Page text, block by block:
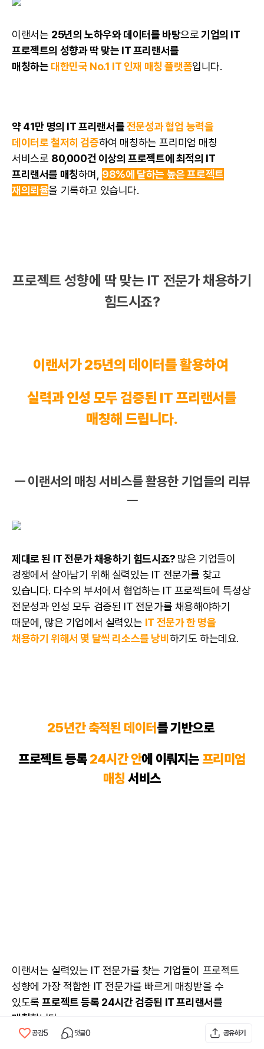
이랜서는 25년의 노하우와데이터를 바탕으로기업의 IT
프로젝트의 성향과 딱 맞는 IT 프리랜서를
매칭하는 대한민국 No.1 IT 인재 매칭 플랫폼입니다.
약 41만 명의 IT프리랜서를전문성과협업 능력을
데이터로 철저히 검증하여 매칭하는 프리미엄 매칭
서비스로 80,000건 이상의 프로젝트에 최적의 IT
프리랜서를 매칭하며, 98%에 달하는 높은 프로젝트
재의뢰율을 기록하고 있습니다.
프로젝트 성향에 딱 맞는 IT 전문가 채용하기
힘드시죠?
이랜서가 25년의 데이터를 활용하여
실력과 인성 모두 검증된 IT 프리랜서를
매칭해 드립니다.
ㅡ 이랜서의 매칭 서비스를 활용한 기업들의 리뷰
ㅡ
제대로 된 IT 전문가 채용하기 힘드시죠? 많은 기업들이
경쟁에서 살아남기 위해 실력있는 IT 전문가를 찾고
있습니다. 다수의 부서에서 협업하는 IT 프로젝트에 특성상
전문성과 인성 모두 검증된 IT 전문가를 채용해야하기
때문에, 많은 기업에서 실력있는 IT 전문가 한 명을
채용하기 위해서 몇 달씩 리소스를 낭비하기도 하는데요.
25년간 축적된 데이터를 기반으로
프로젝트등록24시간 안에 이뤄지는프리미엄
매칭 서비스
이랜서는 실력있는 IT 전문가를 찾는 기업들이 프로젝트
성향에 가장 적합한 IT 전문가를 빠르게 매칭받을 수
있도록프로젝트 등록 24시간 검증된 IT 프리랜서를
매칭합니다.
공감5 댓글0 공유하기